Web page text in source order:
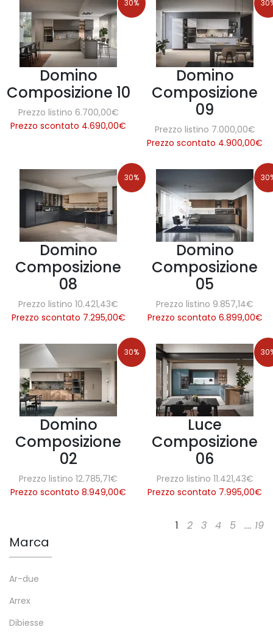
30%
Domino
Composizione 10
Prezzo listino 6.700,00€
Prezzo scontato 4.690,00€
Domino
Composizione
09
Prezzo listino 7.000,00€
Prezzo scontato 4.900,00€
30%
Domino
Composizione
08
Prezzo listino 10.421,43€
Prezzo scontato 7.295,00€
Domino
Composizione
05
Prezzo listino 9.857,14€
Prezzo scontato 6.899,00€
30%
Domino
Composizione
02
Prezzo listino 12.785,71€
Prezzo scontato 8.949,00€
Luce
Composizione
06
Prezzo listino 11.421,43€
Prezzo scontato 7.995,00€
1 2 3 4 5 .... 19
Marca
Ar-due
Arrex
Dibiesse